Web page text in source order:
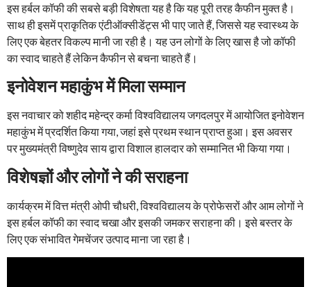
इस हर्बल कॉफी की सबसे बड़ी विशेषता यह है कि यह पूरी तरह कैफीन मुक्त है।
साथ ही इसमें प्राकृतिक एंटीऑक्सीडेंट्स भी पाए जाते हैं, जिससे यह स्वास्थ्य के
लिए एक बेहतर विकल्प मानी जा रही है। यह उन लोगों के लिए खास है जो कॉफी
का स्वाद चाहते हैं लेकिन कैफीन से बचना चाहते हैं।
इनोवेशन महाकुंभ में मिला सम्मान
इस नवाचार को शहीद महेन्द्र कर्मा विश्वविद्यालय जगदलपुर में आयोजित इनोवेशन
महाकुंभ में प्रदर्शित किया गया, जहां इसे प्रथम स्थान प्राप्त हुआ। इस अवसर
पर मुख्यमंत्री विष्णुदेव साय द्वारा विशाल हालदार को सम्मानित भी किया गया।
विशेषज्ञों और लोगों ने की सराहना
कार्यक्रम में वित्त मंत्री ओपी चौधरी, विश्वविद्यालय के प्रोफेसरों और आम लोगों ने
इस हर्बल कॉफी का स्वाद चखा और इसकी जमकर सराहना की। इसे बस्तर के
लिए एक संभावित गेमचेंजर उत्पाद माना जा रहा है।